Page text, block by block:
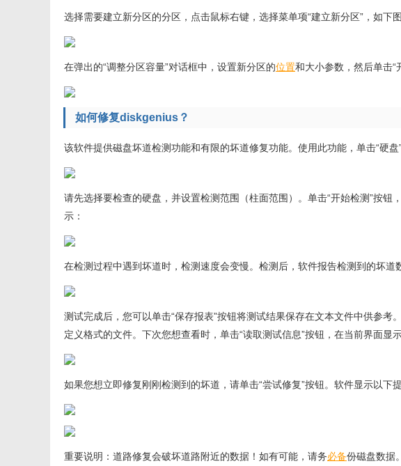
选择需要建立新分区的分区，点击鼠标右键，选择菜单项“建立新分区”，如下
在弹出的“调整分区容量”对话框中，设置新分区的位置和大小参数，然后单击“
如何修复diskgenius？
该软件提供磁盘坏道检测功能和有限的坏道修复功能。使用此功能，单击“硬
请先选择要检查的硬盘，并设置检测范围（柱面范围）。单击“开始检测”按
示：
在检测过程中遇到坏道时，检测速度会变慢。检测后，软件报告检测到的坏道
测试完成后，您可以单击“保存报表”按钮将测试结果保存在文本文件中供参考
定义格式的文件。下次您想查看时，单击“读取测试信息”按钮，在当前界面显示
如果您想立即修复刚刚检测到的坏道，请单击“尝试修复”按钮。软件显示以下提
重要说明：道路修复会破坏道路附近的数据！如有可能，请务必备份磁盘数据